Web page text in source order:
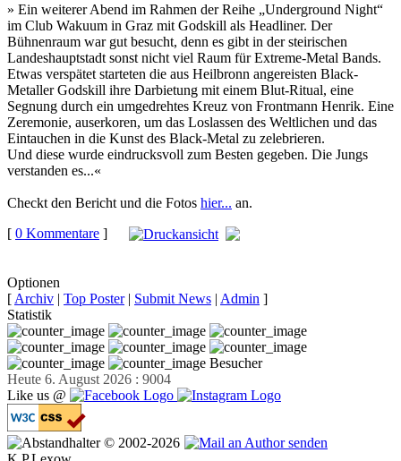
» Ein weiterer Abend im Rahmen der Reihe „Underground Night“
im Club Wakuum in Graz mit Godskill als Headliner. Der
Bühnenraum war gut besucht, denn es gibt in der steirischen
Landeshauptstadt sonst nicht viel Raum für Extreme-Metal Bands.
Etwas verspätet starteten die aus Heilbronn angereisten Black-
Metaller Godskill ihre Darbietung mit einem Blut-Ritual, eine
Segnung durch ein umgedrehtes Kreuz von Frontmann Henrik. Eine
Zeremonie, auserkoren, um das Loslassen des Weltlichen und das
Eintauchen in die Kunst des Black-Metal zu zelebrieren.
Und diese wurde eindrucksvoll zum Besten gegeben. Die Jungs
verstanden es...«
Checkt den Bericht und die Fotos hier... an.
[ 0 Kommentare ]
Optionen
[ Archiv | Top Poster| Submit News | Admin ]
Statistik
Besucher
Heute 6. August 2026 : 9004
Like us @
© 2002-2026